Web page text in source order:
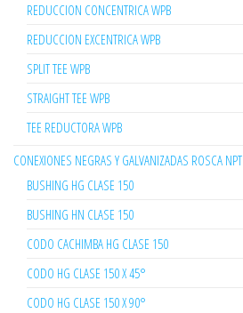
REDUCCION CONCENTRICA WPB
REDUCCION EXCENTRICA WPB
SPLIT TEE WPB
STRAIGHT TEE WPB
TEE REDUCTORA WPB
CONEXIONES NEGRAS Y GALVANIZADAS ROSCA NPT
BUSHING HG CLASE 150
BUSHING HN CLASE 150
CODO CACHIMBA HG CLASE 150
CODO HG CLASE 150 X 45°
CODO HG CLASE 150 X 90°